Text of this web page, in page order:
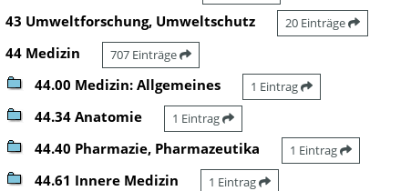
43 Umweltforschung, Umweltschutz 20 Einträge
44 Medizin 707 Einträge
44.00 Medizin: Allgemeines 1 Eintrag
44.34 Anatomie 1 Eintrag
44.40 Pharmazie, Pharmazeutika 1 Eintrag
44.61 Innere Medizin 1 Eintrag